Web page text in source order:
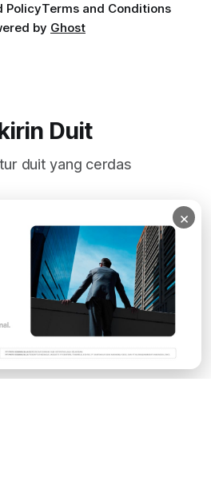
PolicyTerms and Conditions
by Ghost
Duit
duit yang cerdas
Subscribe
×